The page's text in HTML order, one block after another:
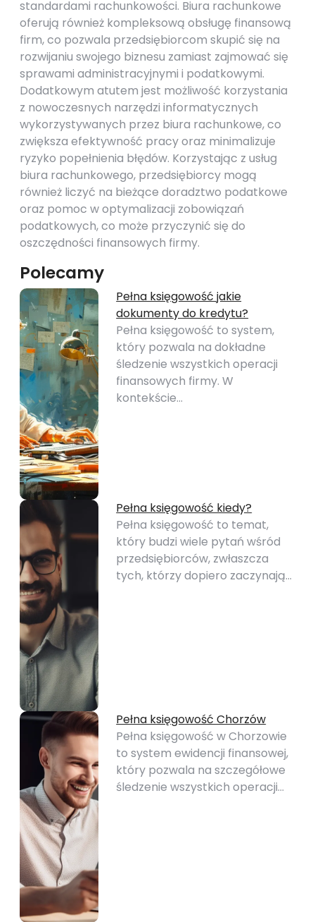
standardami rachunkowości. Biura rachunkowe
oferują również kompleksową obsługę finansową
firm, co pozwala przedsiębiorcom skupić się na
rozwijaniu swojego biznesu zamiast zajmować się
sprawami administracyjnymi i podatkowymi.
Dodatkowym atutem jest możliwość korzystania
z nowoczesnych narzędzi informatycznych
wykorzystywanych przez biura rachunkowe, co
zwiększa efektywność pracy oraz minimalizuje
ryzyko popełnienia błędów. Korzystając z usług
biura rachunkowego, przedsiębiorcy mogą
również liczyć na bieżące doradztwo podatkowe
oraz pomoc w optymalizacji zobowiązań
podatkowych, co może przyczynić się do
oszczędności finansowych firmy.
Polecamy
Pełna księgowość jakie
dokumenty do kredytu?
Pełna księgowość to system,
który pozwala na dokładne
śledzenie wszystkich operacji
finansowych firmy. W
kontekście…
Pełna księgowość kiedy?
Pełna księgowość to temat,
który budzi wiele pytań wśród
przedsiębiorców, zwłaszcza
tych, którzy dopiero zaczynają…
Pełna księgowość Chorzów
Pełna księgowość w Chorzowie
to system ewidencji finansowej,
który pozwala na szczegółowe
śledzenie wszystkich operacji…